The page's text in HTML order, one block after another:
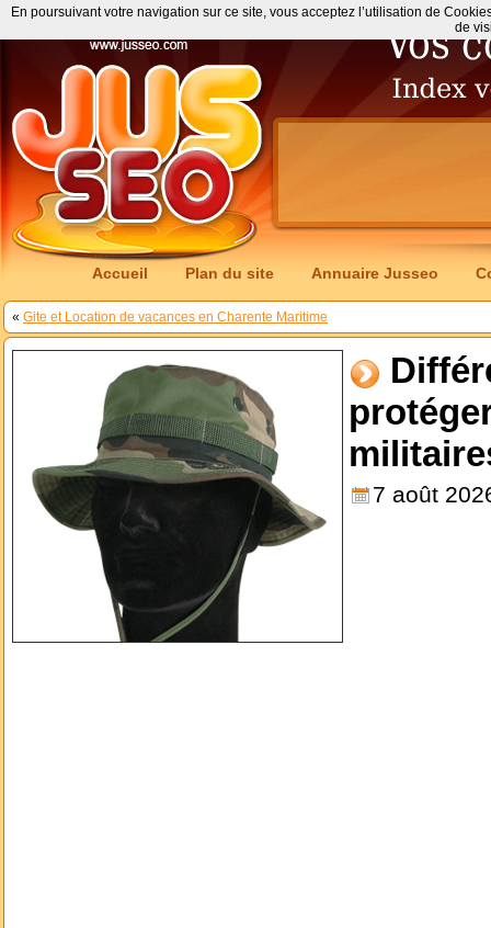
Accueil Plan du site Annuaire Jusseo
« Gite et Location de vacances en Charente Maritime
7 août
En poursuivant votre navigation sur ce site, vous acceptez l’utilisation de
de